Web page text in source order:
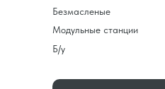
Безмасленые
Модульные станции
Б/у